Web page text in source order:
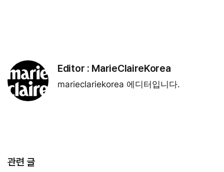
Editor : MarieClaireKorea
marieclariekorea 에디터입니다.
관련 글